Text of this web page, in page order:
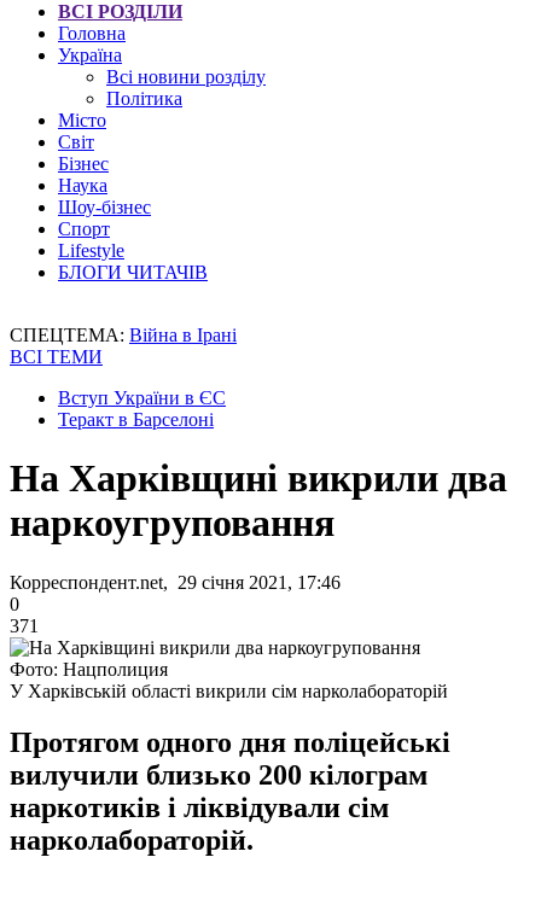
ВСІ РОЗДІЛИ
Головна
Україна
Всі новини розділу
Політика
Місто
Світ
Бізнес
Наука
Шоу-бізнес
Спорт
Lifestyle
БЛОГИ ЧИТАЧІВ
СПЕЦТЕМА: Війна в Ірані
ВСІ ТЕМИ
Вступ України в ЄС
Теракт в Барселоні
На Харківщині викрили два
наркоугруповання
Корреспондент.net, 29 січня 2021, 17:46
0
371
Фото: Нацполиция
У Харківській області викрили сім нарколабораторій
Протягом одного дня поліцейські
вилучили близько 200 кілограм
наркотиків і ліквідували сім
нарколабораторій.